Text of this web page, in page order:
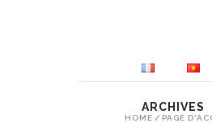
ARCHIVES
HOME / PAGE